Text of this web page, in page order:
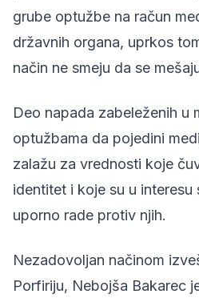
grube optužbe na račun
državnih organa, uprkos
način ne smeju da se
Deo napada zabeleženih u
optužbama da pojedini
zalažu za vrednosti koje
identitet i koje su u
uporno rade protiv njih.
Nezadovoljan načinom
Porfiriju, Nebojša Bakarec